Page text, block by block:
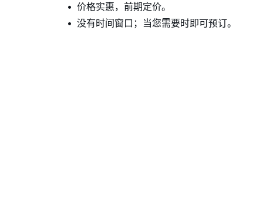
价格实惠，前期定价。
没有时间窗口；当您需要时即可预订。